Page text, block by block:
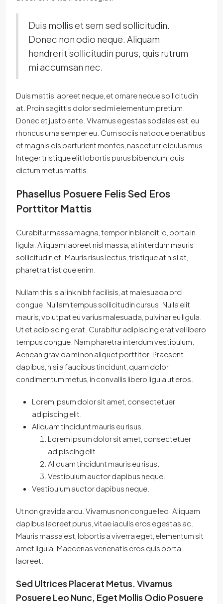
Duis mollis et sem sed sollicitudin.
Donec non odio neque. Aliquam
hendrerit sollicitudin purus, quis rutrum
mi accumsan nec.
Duis mattis laoreet neque, et ornare neque sollicitudin
at. Proin sagittis dolor sed mi elementum pretium.
Donec et justo ante. Vivamus egestas sodales est, eu
rhoncus urna semper eu. Cum sociis natoque penatibus
et magnis dis parturient montes, nascetur ridiculus mus.
Integer tristique elit lobortis purus bibendum, quis
dictum metus mattis.
Phasellus Posuere Felis Sed Eros
Porttitor Mattis
Curabitur massa magna, tempor in blandit id, porta in
ligula. Aliquam laoreet nisl massa, at interdum mauris
sollicitudin et. Mauris risus lectus, tristique at nisl at,
pharetra tristique enim.
Nullam this is a link nibh facilisis, at malesuada orci
congue. Nullam tempus sollicitudin cursus. Nulla elit
mauris, volutpat eu varius malesuada, pulvinar eu ligula.
Ut et adipiscing erat. Curabitur adipiscing erat vel libero
tempus congue. Nam pharetra interdum vestibulum.
Aenean gravida mi non aliquet porttitor. Praesent
dapibus, nisi a faucibus tincidunt, quam dolor
condimentum metus, in convallis libero ligula ut eros.
Lorem ipsum dolor sit amet, consectetuer
adipiscing elit.
Aliquam tincidunt mauris eu risus.
Lorem ipsum dolor sit amet, consectetuer
adipiscing elit.
Aliquam tincidunt mauris eu risus.
Vestibulum auctor dapibus neque.
Vestibulum auctor dapibus neque.
Ut non gravida arcu. Vivamus non congue leo. Aliquam
dapibus laoreet purus, vitae iaculis eros egestas ac.
Mauris massa est, lobortis a viverra eget, elementum sit
amet ligula. Maecenas venenatis eros quis porta
laoreet.
Sed Ultrices Placerat Metus. Vivamus
Posuere Leo Nunc, Eget Mollis Odio Posuere